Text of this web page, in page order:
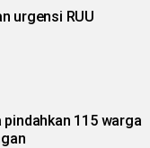
urgensi RUU
pindahkan 115 warga